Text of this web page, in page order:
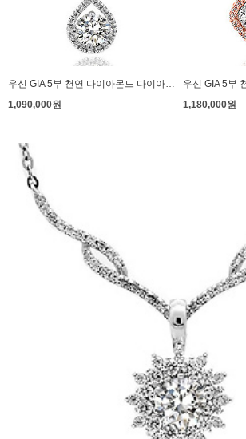
우신 GIA 5부 천연 다이아몬드 다이아 목걸이 프로포즈 디오
1,090,000원
1,180,000원